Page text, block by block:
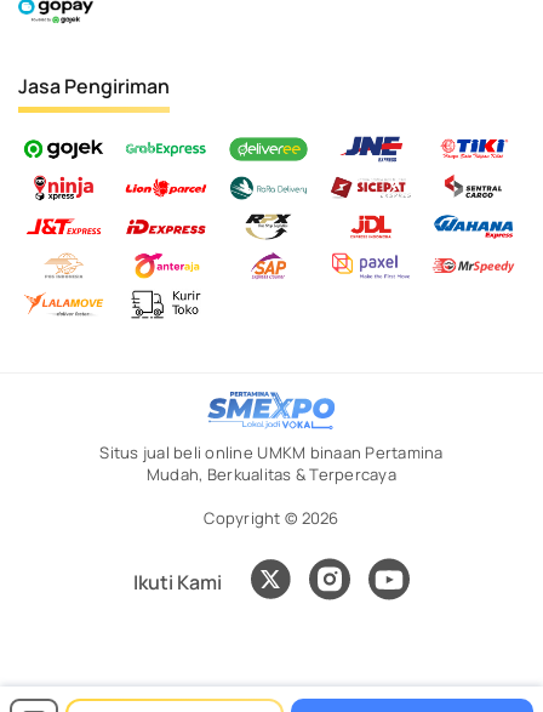
Jasa Pengiriman
Situs jual beli online UMKM binaan Pertamina
Mudah, Berkualitas & Terpercaya
Copyright © 2026
Ikuti Kami